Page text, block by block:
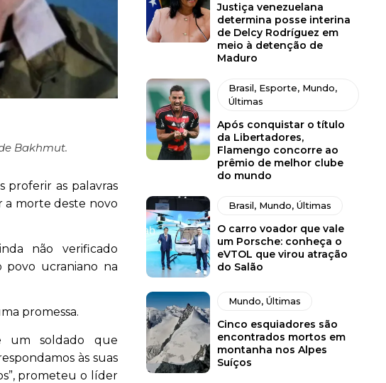
Bakhmut.
proferir as palavras
a morte deste novo
não verificado
povo ucraniano na
promessa.
um soldado que
às suas
prometeu o líder
Justiça venezuelana
determina posse interina
de Delcy Rodríguez em
meio à detenção de
Maduro
Brasil, Esporte, Mundo,
Últimas
Após conquistar o título
da Libertadores,
Flamengo concorre ao
prêmio de melhor clube
do mundo
Brasil, Mundo, Últimas
O carro voador que vale
um Porsche: conheça o
eVTOL que virou atração
do Salão
Mundo, Últimas
Cinco esquiadores são
encontrados mortos em
montanha nos Alpes
Suíços